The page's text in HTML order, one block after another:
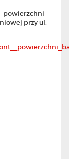
powierzchni
przy ul.